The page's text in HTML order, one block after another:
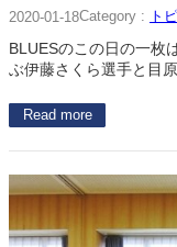
2020-01-18Category : ト
BLUESのこの日の一枚
ぶ伊藤さくら選手と目
Read more